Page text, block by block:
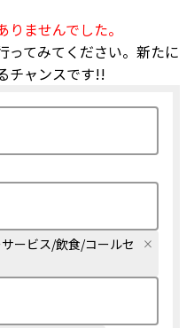
ませんでした。
ってみてください。新たに
チャンスです!!
ービス/飲食/コールセ